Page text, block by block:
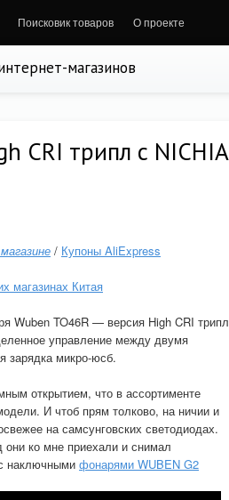
Поисковик товаров О проекте
магазинов
CRI трипл с NICHIA
/ Купоны AliExpress
магазинах Китая
Wuben TO46R — версия High CRI трипл
управление между двумя
зарядка микро-юсб.
открытием, что в ассортименте
И чтоб прям толково, на ничии и
на самсунговских светодиодах.
они ко мне приехали и снимал
наключными фонарями WUBEN G2